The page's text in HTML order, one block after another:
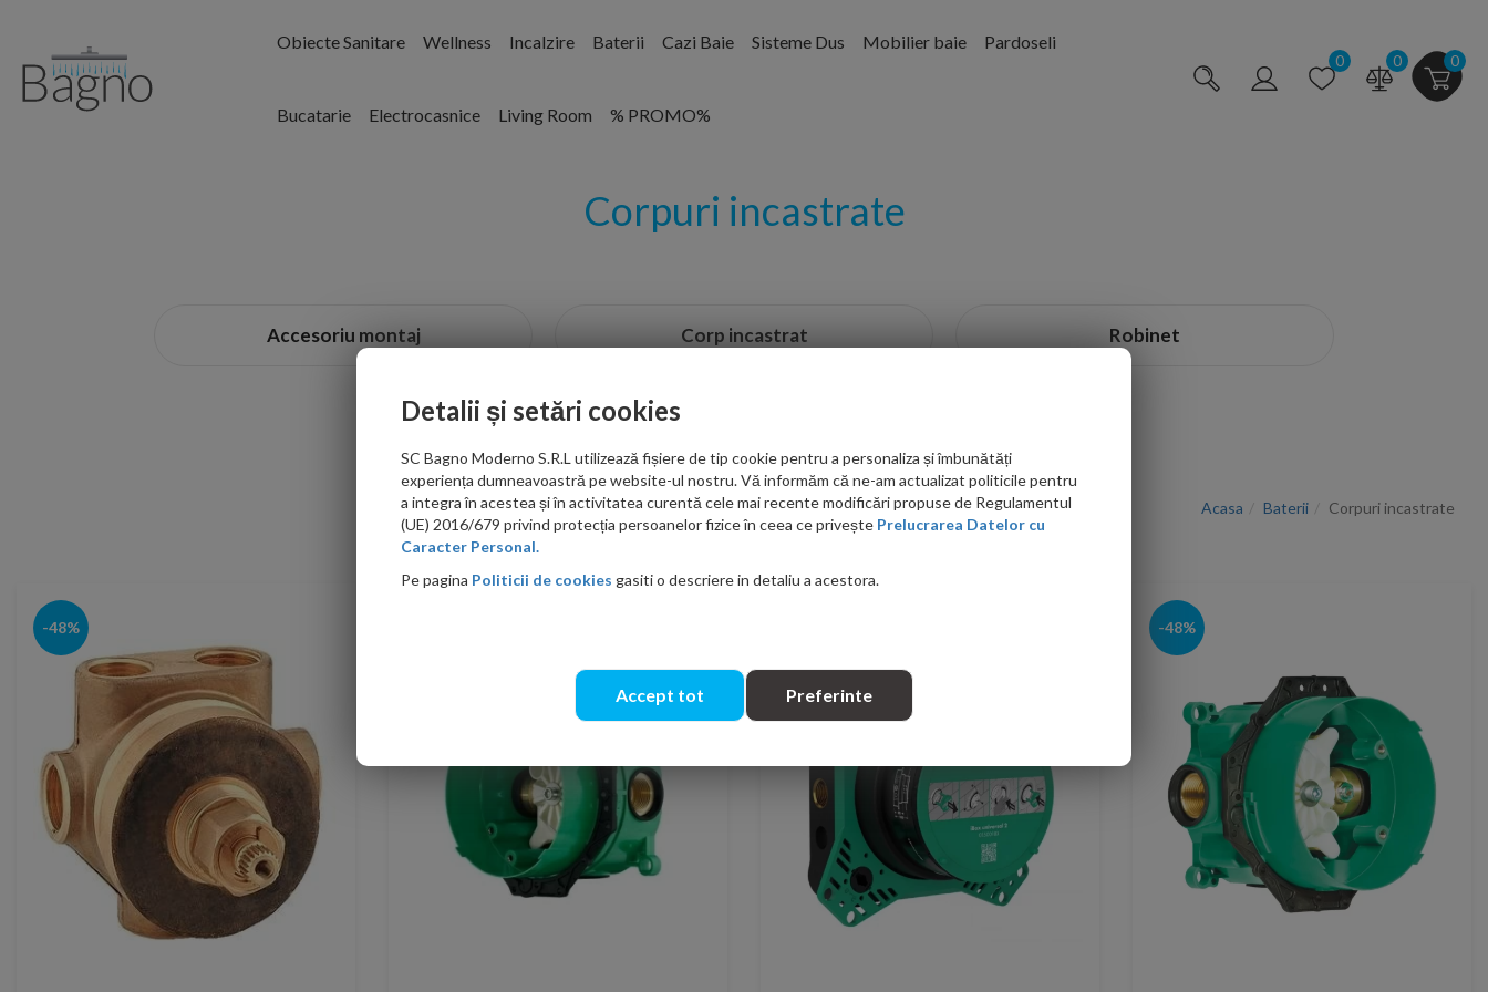
Obiecte Sanitare Wellness Incalzire Baterii Cazi Baie Sisteme Dus Mobilier baie Pardoseli
Bucatarie Electrocasnice Living Room % PROMO%
0 0 0
Corpuri incastrate
Accesoriu montaj Corp incastrat Robinet
Sortare si filtrare Acasa Baterii Corpuri incastrate
-48% -48%
Detalii și setări cookies
SC Bagno Moderno S.R.L utilizează fișiere de tip cookie pentru a personaliza și îmbunătăți
experiența dumneavoastră pe website-ul nostru. Vă informăm că ne-am actualizat politicile pentru
a integra în acestea și în activitatea curentă cele mai recente modificări propuse de Regulamentul
(UE) 2016/679 privind protecția persoanelor fizice în ceea ce privește Prelucrarea Datelor cu
Caracter Personal.
Pe pagina Politicii de cookies gasiti o descriere in detaliu a acestora.
Accept tot Preferinte